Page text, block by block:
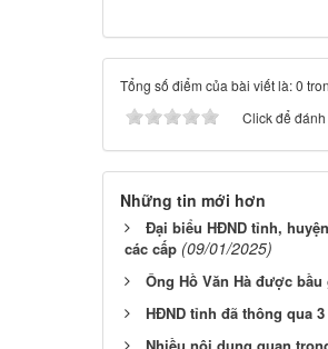
Tổng số điểm của bài viết là: 0
Click để
Những tin mới hơn
Đại biểu HĐND tỉnh,
các cấp (09/01/2025)
Ông Hồ Văn Hà được
HĐND tỉnh đã thông qua